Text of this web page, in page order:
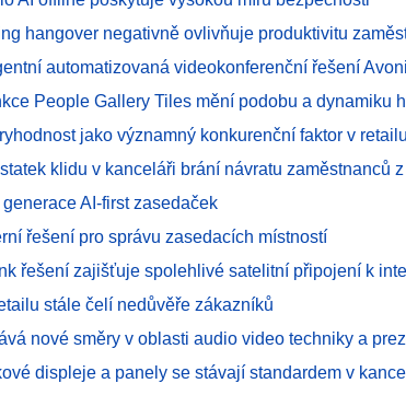
hangover negativně ovlivňuje produktivitu
automatizovaná videokonferenční řešení
People Gallery Tiles mění podobu a dynamiku
jako významný konkurenční faktor v
klidu v kanceláři brání návratu zaměstnanců
AI-first zasedaček
řešení pro správu zasedacích místností
řešení zajišťuje spolehlivé satelitní připojení k
stále čelí nedůvěře zákazníků
nové směry v oblasti audio video techniky a
displeje a panely se stávají standardem v